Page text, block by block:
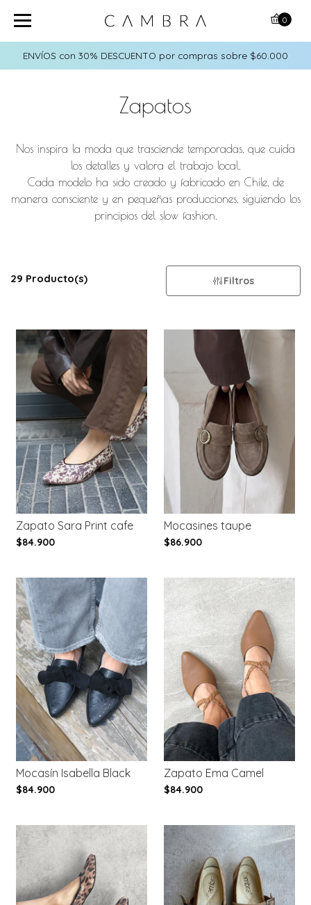
ENVÍOS con 30% DESCUENTO por compras sobre $60.000
0
Zapatos
Nos inspira la moda que trasciende temporadas, que cuida
los detalles y valora el trabajo local.
Cada modelo ha sido creado y fabricado en Chile, de
manera consciente y en pequeñas producciones, siguiendo los
principios del slow fashion.
29 Producto(s) Filtros
Zapato Sara Print cafe
$84.900
Mocasines taupe
$86.900
Mocasín Isabella Black
$84.900
Zapato Ema Camel
$84.900